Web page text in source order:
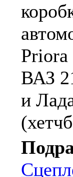
Priora
ВАЗ
и